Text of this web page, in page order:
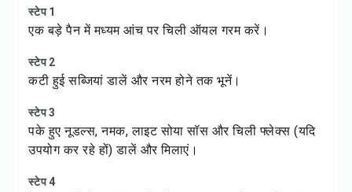
स्टेप 1
एक बड़े पैन में मध्यम आंच पर चिली ऑयल गरम करें।
स्टेप 2
कटी हुई सब्जियां डालें और नरम होने तक भूनें।
स्टेप 3
पके हुए नूडल्स, नमक, लाइट सोया सॉस और चिली फ्लेक्स (यदि
उपयोग कर रहे हों) डालें और मिलाएं।
स्टेप 4